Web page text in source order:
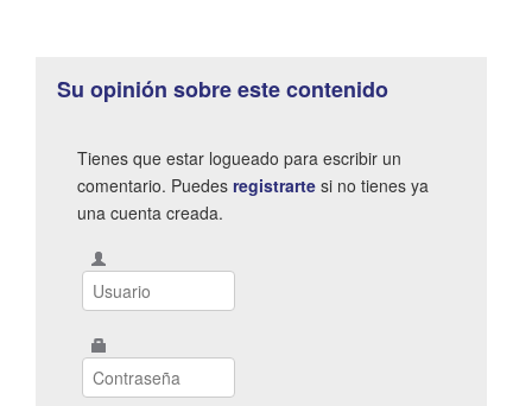
Su opinión sobre este contenido
Tienes que estar logueado para escribir un
comentario. Puedes registrarte si no tienes ya
una cuenta creada.